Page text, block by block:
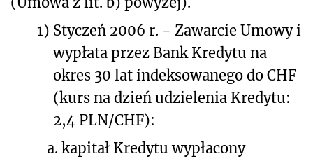
1) Styczeń 2006 r. - Zawarcie Umowy i
wypłata przez Bank Kredytu na
okres 30 lat indeksowanego do CHF
(kurs na dzień udzielenia Kredytu:
2,4 PLN/CHF):
a. kapitał Kredytu wypłacony